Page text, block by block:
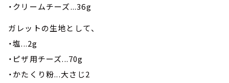
・クリームチーズ...36g
ガレットの生地として、
・塩...2g
・ピザ用チーズ...70g
・かたくり粉...大さじ2